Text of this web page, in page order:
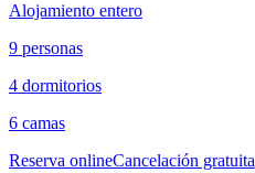
Alojamiento entero
9 personas
4 dormitorios
6 camas
Reserva onlineCancelación gratuita